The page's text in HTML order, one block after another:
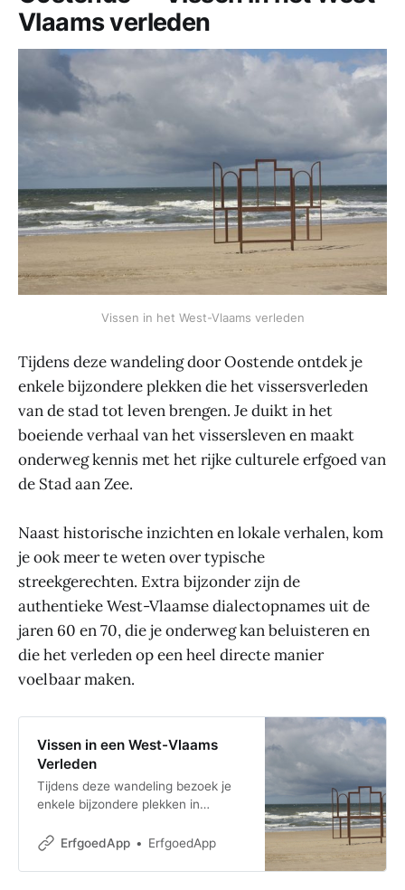
Vlaams verleden
Vissen in het West-Vlaams verleden
Tijdens deze wandeling door Oostende ontdek je
enkele bijzondere plekken die het vissersverleden
van de stad tot leven brengen. Je duikt in het
boeiende verhaal van het vissersleven en maakt
onderweg kennis met het rijke culturele erfgoed van
de Stad aan Zee.
Naast historische inzichten en lokale verhalen, kom
je ook meer te weten over typische
streekgerechten. Extra bijzonder zijn de
authentieke West-Vlaamse dialectopnames uit de
jaren 60 en 70, die je onderweg kan beluisteren en
die het verleden op een heel directe manier
voelbaar maken.
Vissen in een West-Vlaams
Verleden
Tijdens deze wandeling bezoek je
enkele bijzondere plekken in
boeiende vissersleven en je komt
ErfgoedApp ErfgoedApp